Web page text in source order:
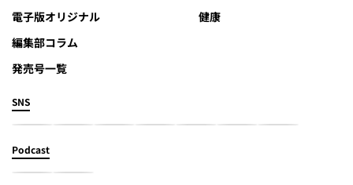
電子版オリジナル
編集部コラム
発売号一覧
健康
SNS
Podcast